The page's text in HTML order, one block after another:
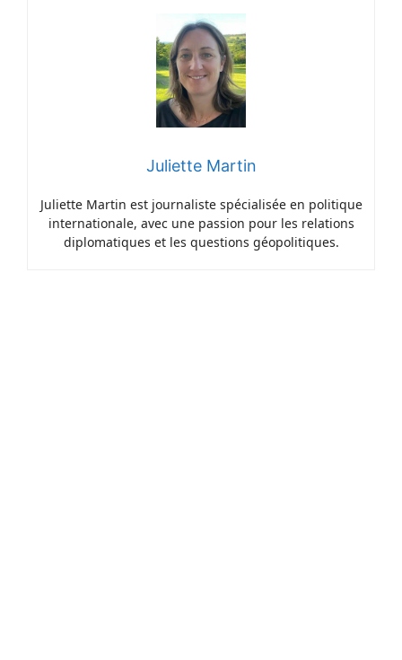
Juliette Martin
Juliette Martin est journaliste spécialisée en politique
internationale, avec une passion pour les relations
diplomatiques et les questions géopolitiques.